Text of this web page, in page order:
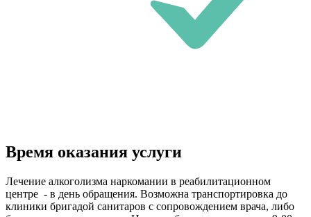
Время оказания услуги
Лечение алкоголизма наркомании в реабилитационном
центре - в день обращения. Возможна транспортировка до
клиники бригадой санитаров с сопровождением врача, либо